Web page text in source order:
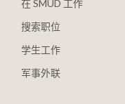
在 SMUD 工作
搜索职位
学生工作
军事外联